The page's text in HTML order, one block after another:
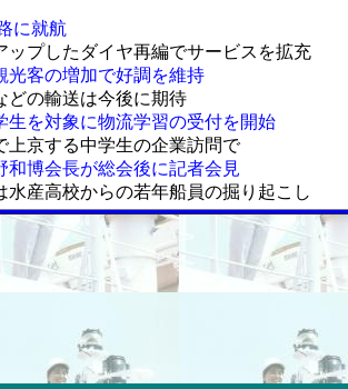
に就航
ップしたダイヤ再編でサービスを拡充
光客の増加で好調を維持
どの輸送は今後に期待
生を対象に物流学習の受付を開始
上京する中学生の企業訪問で
和博会長が総会後に記者会見
水産高校からの若年船員の掘り起こし